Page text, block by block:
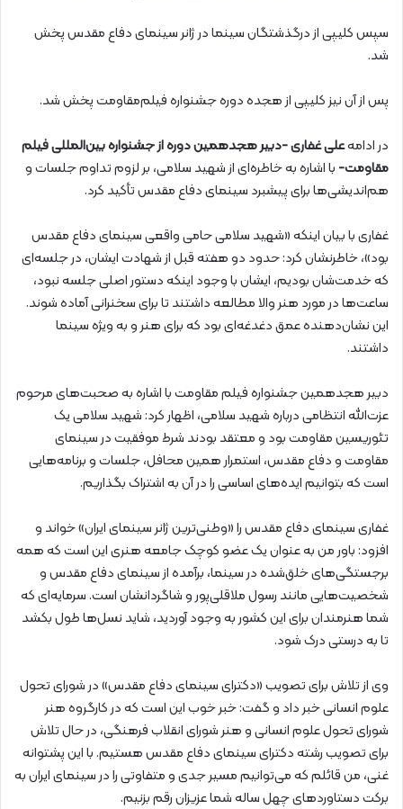
سپس کلیپی از درگذشتگان سینما در ژانر سینمای دفاع مقدس پخش
شد.
پس از آن نیز کلیپی از هجده دوره جشنواره فیلم‌مقاومت پخش شد.
در ادامهعلی غفاری -دبیر هجدهمین دوره از جشنواره بین‌المللی فیلم‌
مقاومت- با اشاره به خاطره‌ای از شهید سلامی، بر لزوم تداوم جلسات و
هم‌اندیشی‌ها برای پیشبرد سینمای دفاع مقدس تأکید کرد.
غفاری با بیان اینکه «شهید سلامی حامی واقعی سینمای دفاع مقدس
بود»، خاطرنشان کرد: حدود دو هفته قبل از شهادت ایشان، در جلسه‌ای
که خدمت‌شان بودیم، ایشان با وجود اینکه دستور اصلی جلسه نبود،
ساعت‌ها در مورد هنر والا مطالعه داشتند تا برای سخنرانی آماده شوند.
این نشان‌دهنده عمق دغدغه‌ای بود که برای هنر و به ویژه سینما
داشتند.
دبیر هجدهمین جشنواره فیلم مقاومت با اشاره به صحبت‌های مرحوم
عزت‌الله انتظامی درباره شهید سلامی، اظهار کرد: شهید سلامی یک
تئوریسین مقاومت بود و معتقد بودند شرط موفقیت در سینمای
مقاومت و دفاع مقدس، استمرار همین محافل، جلسات و برنامه‌هایی
است که بتوانیم ایده‌های اساسی را در آن به اشتراک بگذاریم.
غفاری سینمای دفاع مقدس را «وطنی‌ترین ژانر سینمای ایران» خواند و
افزود: باور من به عنوان یک عضو کوچک جامعه هنری این است که همه
برجستگی‌های خلق‌شده در سینما، برآمده از سینمای دفاع مقدس و
شخصیت‌هایی مانند رسول ملاقلی‌پور و شاگردانشان است. سرمایه‌ای که
شما هنرمندان برای این کشور به وجود آوردید، شاید نسل‌ها طول بکشد
تا به درستی درک شود.
وی از تلاش برای تصویب «دکترای سینمای دفاع مقدس» در شورای تحول
علوم انسانی خبر داد و گفت: خبر خوب این است که در کارگروه هنر
شورای تحول علوم انسانی و هنر شورای انقلاب فرهنگی، در حال تلاش
برای تصویب رشته دکترای سینمای دفاع مقدس هستیم. با این پشتوانه
غنی، من قائلم که می‌توانیم مسیر جدی و متفاوتی را در سینمای ایران به
برکت دستاوردهای چهل ساله شما عزیزان رقم بزنیم.